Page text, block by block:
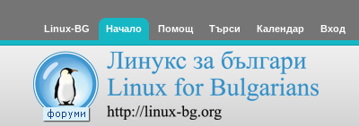
Linux-BG Начало Помощ Търси Календар Вход